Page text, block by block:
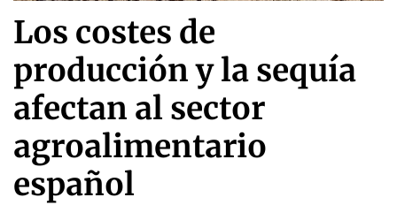
Los costes de
producción y la sequía
afectan al sector
agroalimentario
español